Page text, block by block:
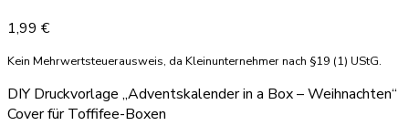
1,99 €
Kein Mehrwertsteuerausweis, da Kleinunternehmer nach §19 (1) UStG.
DIY Druckvorlage „Adventskalender in a Box – Weihnachten“
Cover für Toffifee-Boxen